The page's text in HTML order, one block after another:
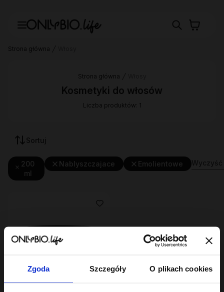
Zgoda Szczegóły O plikach cookies
Strona główna
Strona główna
Kosmetyki do włosów
Liczba produktów: 1
Sortuj
200
ml
Nablyszczajace Emolientowe